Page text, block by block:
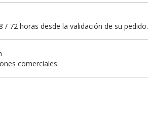
/ 72 horas desde la validación de su pedido.
comerciales.